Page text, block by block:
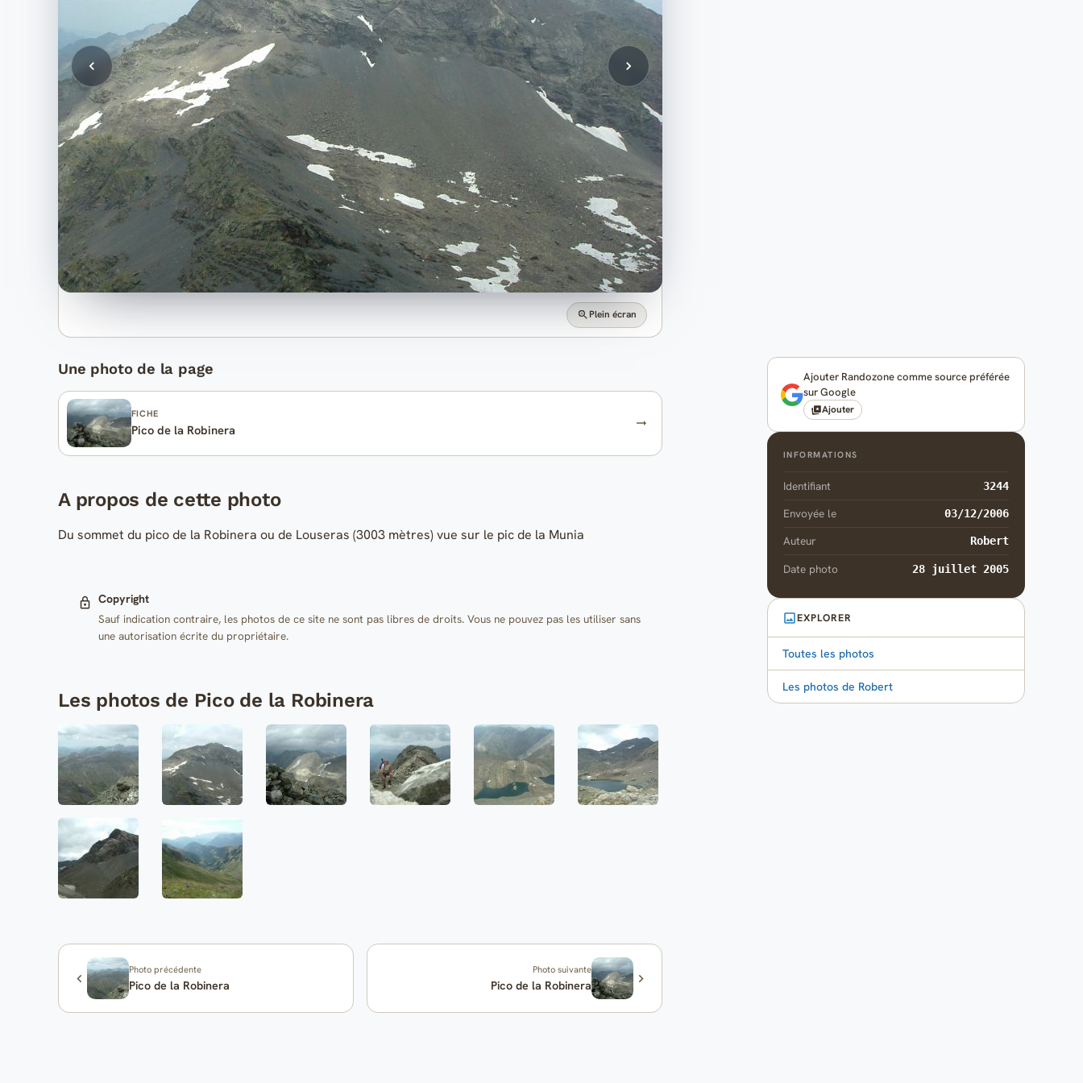
Plein écran
Une photo de la page
FICHE
Pico de la Robinera
A propos de cette photo
Du sommet du pico de la Robinera ou de Louseras (3003 mètres) vue sur le pic de la Munia
Copyright
Sauf indication contraire, les photos de ce site ne sont pas libres de droits. Vous ne pouvez pas les utiliser sans
une autorisation écrite du propriétaire.
Les photos de Pico de la Robinera
Photo précédente
Pico de la Robinera
Photo suivante
Pico de la Robinera
Ajouter Randozone comme source préférée
sur Google
Ajouter
INFORMATIONS
Identifiant 3244
Envoyée le 03/12/2006
Auteur Robert
Date photo 28 juillet 2005
EXPLORER
Toutes les photos
Les photos de Robert